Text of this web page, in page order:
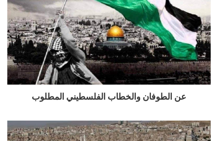
عن الطوفان والخطاب الفلسطيني المطلوب